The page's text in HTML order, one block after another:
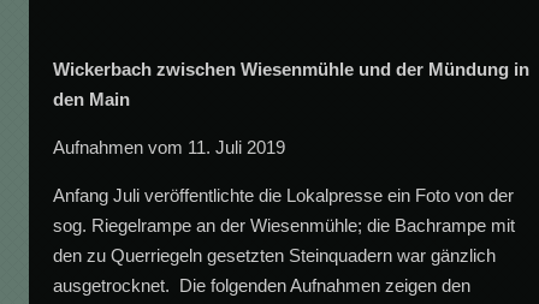
Wickerbach zwischen Wiesenmühle und der Mündung in
den Main
Aufnahmen vom 11. Juli 2019
Anfang Juli veröffentlichte die Lokalpresse ein Foto von der
sog. Riegelrampe an der Wiesenmühle; die Bachrampe mit
den zu Querriegeln gesetzten Steinquadern war gänzlich
ausgetrocknet. Die folgenden Aufnahmen zeigen den